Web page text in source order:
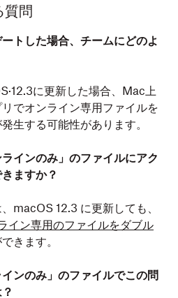
質問
トした場合、チームにどのよ
に更新した場合、Mac上
でオンライン専用ファイルを
生する可能性があります。
インのみ」のファイルにアク
ますか？
macOS 12.3 に更新しても、
イン専用のファイルをダブル
きます。
ンのみ」のファイルでこの問